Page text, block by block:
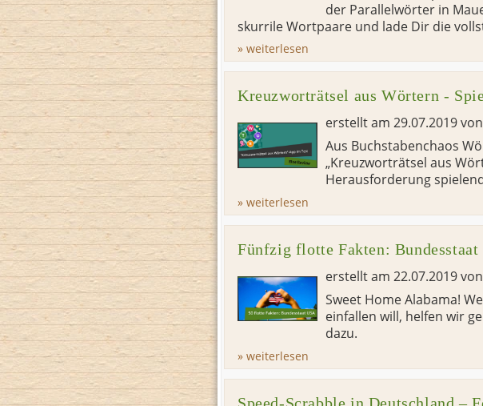
der Parallelwörter in
skurrile Wortpaare und lade Dir die
» weiterlesen
Kreuzworträtsel aus Wörtern -
erstellt am 29.07.2019von
Aus Buchstabenchaos
„Kreuzworträtsel aus
Herausforderung
» weiterlesen
Fünfzig flotte Fakten: Bundesstaat
erstellt am 22.07.2019von
Sweet Home Alabama!
einfallen will, helfen wir
dazu.
» weiterlesen